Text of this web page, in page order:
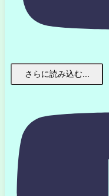
さらに読み込む...